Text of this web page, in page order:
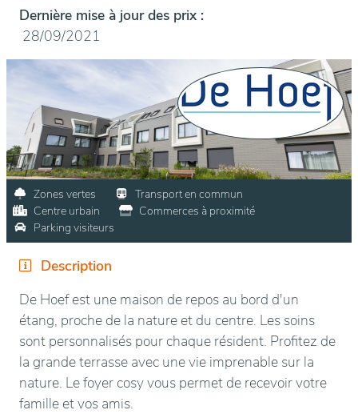
Dernière mise à jour des prix :
28/09/2021
Zones vertes
Transport en commun
Centre urbain
Commerces à proximité
Parking visiteurs
Description
De Hoef est une maison de repos au bord d'un
étang, proche de la nature et du centre. Les soins
sont personnalisés pour chaque résident. Profitez de
la grande terrasse avec une vie imprenable sur la
nature. Le foyer cosy vous permet de recevoir votre
famille et vos amis.